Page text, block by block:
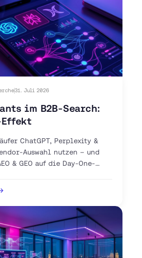
31. Juli 2026
im B2B-Search:
ChatGPT, Perplexity &
Auswahl nutzen – und
& GEO auf die Day-One-